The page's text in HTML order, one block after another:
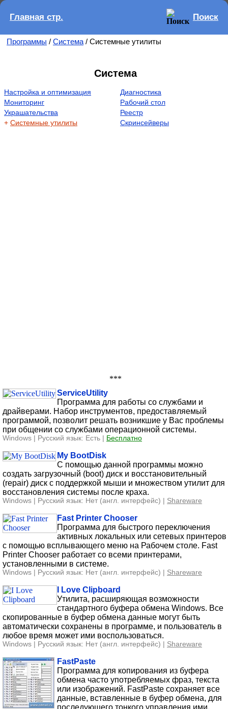
Главная стр. Поиск
Программы / Система / Системные утилиты
Система
Настройка и оптимизация
Диагностика
Мониторинг
Рабочий стол
Украшательства
Реестр
+ Системные утилиты Скринсейверы
***
ServiceUtility
Программа для работы со службами и
драйверами. Набор инструментов, предоставляемый
программой, позволит решать возникшие у Вас проблемы
при общении со службами операционной системы.
Windows | Русский язык: Есть | Бесплатно
My BootDisk
С помощью данной программы можно
создать загрузочный (boot) диск и восстановительный
(repair) диск с поддержкой мыши и множеством утилит для
восстановления системы после краха.
Windows | Русский язык: Нет (англ. интерфейс) | Shareware
Fast Printer Chooser
Программа для быстрого переключения
активных локальных или сетевых принтеров
с помощью всплывающего меню на Рабочем столе. Fast
Printer Chooser работает со всеми принтерами,
установленными в системе.
Windows | Русский язык: Нет (англ. интерфейс) | Shareware
I Love Clipboard
Утилита, расширяющая возможности
стандартного буфера обмена Windows. Все
скопированные в буфер обмена данные могут быть
автоматически сохранены в программе, и пользователь в
любое время может ими воспользоваться.
Windows | Русский язык: Нет (англ. интерфейс) | Shareware
FastPaste
Программа для копирования из буфера
обмена часто употребляемых фраз, текста
или изображений. FastPaste сохраняет все
данные, вставленные в буфер обмена, для
последующего тонкого управления ими.